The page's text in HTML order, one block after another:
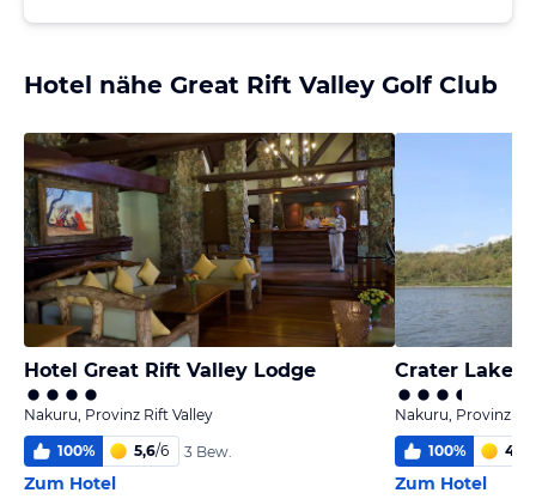
Hotel nähe Great Rift Valley Golf Club
Hotel Great Rift Valley Lodge
Nakuru, Provinz Rift Valley
100% 5,6/6 3 Bew.
Zum Hotel
Crater Lake
Nakuru, Provinz
100% 4,9
Zum Hotel